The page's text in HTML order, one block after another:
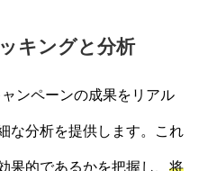
キングと分析
ンペーンの成果をリアル
な分析を提供します。これ
果的であるかを把握し、 将